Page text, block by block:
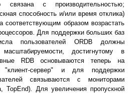
связана с производительностью;
способность и/или время отклика)
соответствующим образом возрастать
Для поддержки больших баз
пользователей ORDB должны
достигнутому в
RDB основываются теперь на
"клиент-сервер" и для поддержки
связываются с мониторами
TopEnd). Для увеличения пропускной